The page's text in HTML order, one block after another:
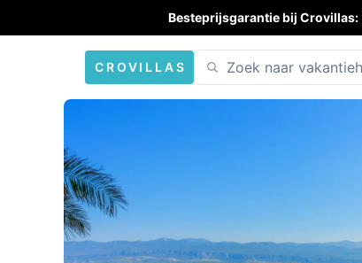
Besteprijsgarantie bij Crovillas:
CROVILLAS